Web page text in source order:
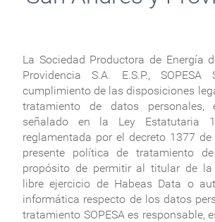
La Sociedad Productora de Energía
Providencia S.A. E.S.P., SOPESA
cumplimiento de las disposiciones
tratamiento de datos personales,
señalado en la Ley Estatutaria
reglamentada por el decreto 1377
presente política de tratamiento
propósito de permitir al titular de la
libre ejercicio de Habeas Data o
informática respecto de los datos
tratamiento SOPESA es responsable,